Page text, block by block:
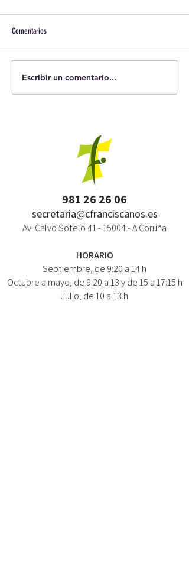
Comentarios
Escribir un comentario...
981 26 26 06
secretaria@cfranciscanos.es
Av. Calvo Sotelo41 - 15004- A Coruña
HORARIO
Septiembre, de 9:20 a 14 h
Octubre a mayo, de 9:20 a 13 y de 15 a 17:15 h
Julio, de 10 a 13 h